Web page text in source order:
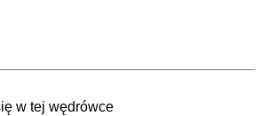
w tej wędrówce